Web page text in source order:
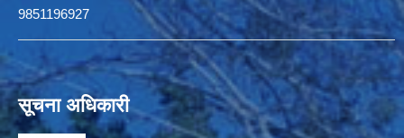
9851196927
सूचना अधिकारी